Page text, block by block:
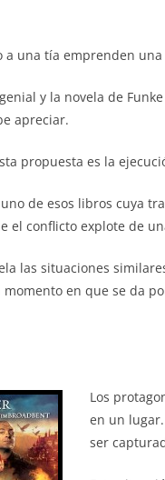
a una tía emprenden
y la novela de
apreciar.
propuesta es la
de esos libros cuya
el conflicto explote de
las situaciones
en que se da
Los
en un
ser